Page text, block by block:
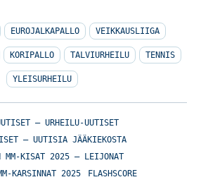
EUROJALKAPALLO VEIKKAUSLIIGA
KORIPALLO TALVIURHEILU TENNIS
YLEISURHEILU
– URHEILU-UUTISET
– UUTISIA JÄÄKIEKOSTA
MM-KISAT 2025 – LEIJONAT
KARSINNAT 2025
FLASHSCORE